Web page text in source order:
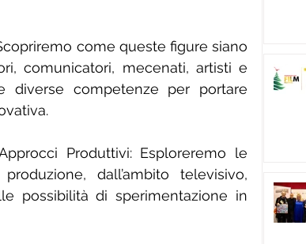
come queste figure siano
comunicatori, mecenati, artisti e
diverse competenze per portare
Produttivi: Esploreremo le
dall’ambito televisivo,
possibilità di sperimentazione in